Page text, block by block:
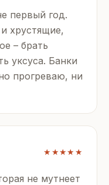
первый год.
хрустящие,
– брать
уксуса. Банки
прогреваю, ни
★★★★★
не мутнеет